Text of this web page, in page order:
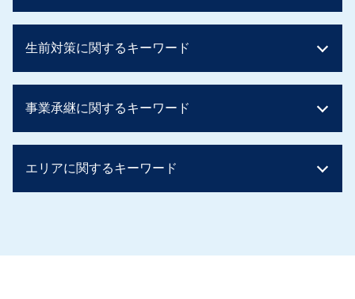
相続税 いくらから
相続税 控除
相続税 税率
相続税 いくらまで無税
相続税 申告
生前対策に関するキーワード
贈与税 非課税 住宅
贈与税 手渡し ばれる
贈与税 住宅
事業承継に関するキーワード
事業承継 m&a
株式譲渡 事業譲渡 違い
エリアに関するキーワード